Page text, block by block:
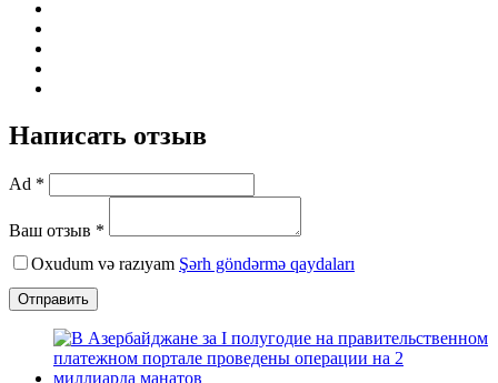
Написать отзыв
Ad *
Ваш отзыв *
Oxudum və razıyam Şərh göndərmə qaydaları
Отправить